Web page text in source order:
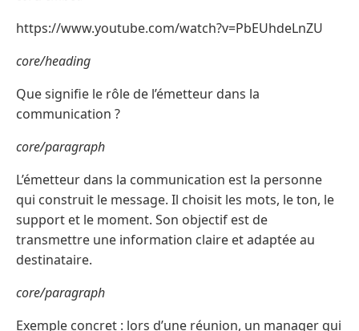
https://www.youtube.com/watch?v=PbEUhdeLnZU
core/heading
Que signifie le rôle de l’émetteur dans la
communication ?
core/paragraph
L’émetteur dans la communication est la personne
qui construit le message. Il choisit les mots, le ton, le
support et le moment. Son objectif est de
transmettre une information claire et adaptée au
destinataire.
core/paragraph
Exemple concret : lors d’une réunion, un manager qui